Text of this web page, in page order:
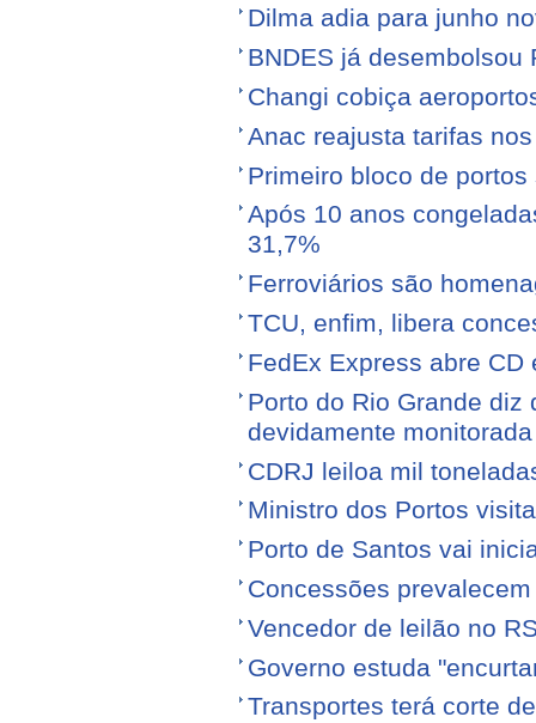
Dilma adia para junho
BNDES já
Changi cobiça
Anac reajusta tarifas
Primeiro bloco de
Após 10 anos
31,7%
Ferroviários são
TCU, enfim, libera
FedEx Express abre CD
Porto do Rio Grande
devidamente monitorada
CDRJ leiloa mil
Ministro dos Portos
Porto de Santos vai
Concessões
Vencedor de leilão no
Governo estuda
Transportes terá corte